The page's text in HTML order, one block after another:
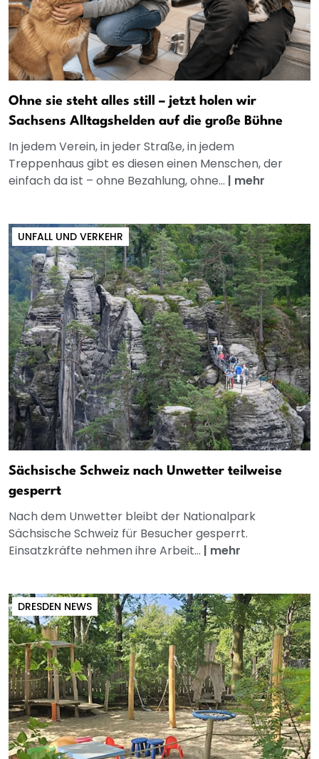
Ohne sie steht alles still – jetzt holen wir
Sachsens Alltagshelden auf die große Bühne
In jedem Verein, in jeder Straße, in jedem
Treppenhaus gibt es diesen einen Menschen, der
einfach da ist – ohne Bezahlung, ohne... | mehr
UNFALL UND VERKEHR
Sächsische Schweiz nach Unwetter teilweise
gesperrt
Nach dem Unwetter bleibt der Nationalpark
Sächsische Schweiz für Besucher gesperrt.
Einsatzkräfte nehmen ihre Arbeit... | mehr
DRESDEN NEWS